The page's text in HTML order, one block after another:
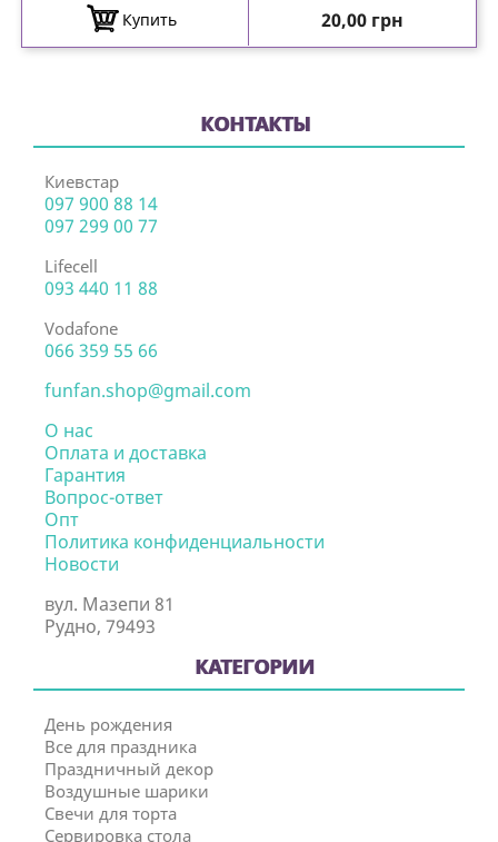
Купить Цена
20,00 грн
КОНТАКТЫ
Киевстар
097 900 88 14
097 299 00 77
Lifecell
093 440 11 88
Vodafone
066 359 55 66
funfan.shop@gmail.com
О нас
Оплата и доставка
Гарантия
Вопрос-ответ
Опт
Политика конфиденциальности
Новости
вул. Мазепи 81
Рудно, 79493
КАТЕГОРИИ
День рождения
Все для праздника
Праздничный декор
Воздушные шарики
Свечи для торта
Сервировка стола